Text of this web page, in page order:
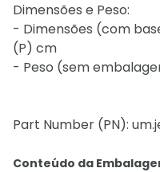
Dimensões e Peso:
- Dimensões (com
(P) cm
- Peso (sem
Part Number (PN):
Conteúdo da